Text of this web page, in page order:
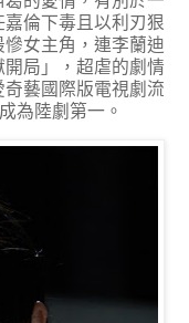
倫下毒且以利刃狠
女主角，連李蘭迪
局」，超虐的劇情
藝國際版電視劇流
為陸劇第一。